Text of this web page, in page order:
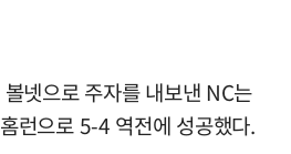
넷으로 주자를 내보낸 NC는
런으로 5-4 역전에 성공했다.